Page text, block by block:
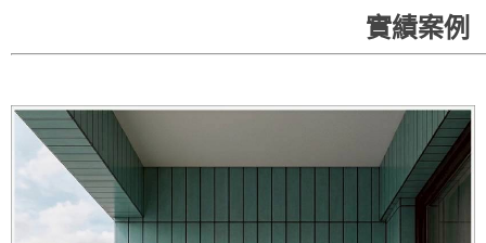
實績案例